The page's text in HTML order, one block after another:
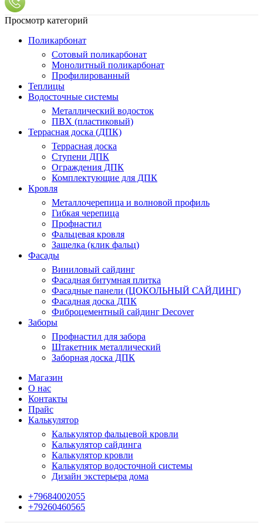
Просмотр категорий
Поликарбонат
Сотовый поликарбонат
Монолитный поликарбонат
Профилированный
Теплицы
Водосточные системы
Металлический водосток
ПВХ (пластиковый)
Террасная доска (ДПК)
Террасная доска
Ступени ДПК
Ограждения ДПК
Комплектующие для ДПК
Кровля
Металлочерепица и волновой профиль
Гибкая черепица
Профнастил
Фальцевая кровля
Защелка (клик фальц)
Фасады
Виниловый сайдинг
Фасадная битумная плитка
Фасадные панели (ЦОКОЛЬНЫЙ САЙДИНГ)
Фасадная доска ДПК
Фиброцементный сайдинг Decover
Заборы
Профнастил для забора
Штакетник металлический
Заборная доска ДПК
Магазин
О нас
Контакты
Прайс
Калькулятор
Калькулятор фальцевой кровли
Калькулятор сайдинга
Калькулятор кровли
Калькулятор водосточной системы
Дизайн экстерьера дома
+79684002055
+79260460565